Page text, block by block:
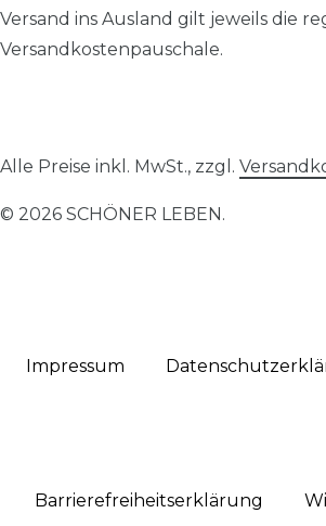
Versand ins Ausland gilt jeweils die
Versandkostenpauschale.
Alle Preise inkl. MwSt., zzgl.
© 2026 SCHÖNER LEBEN.
Impressum
Barrierefreiheitserklärung